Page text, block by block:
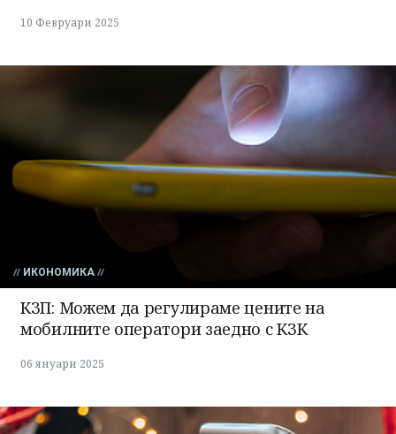
10 Февруари 2025
ИКОНОМИКА
КЗП: Можем да регулираме цените на
мобилните оператори заедно с КЗК
06 януари 2025